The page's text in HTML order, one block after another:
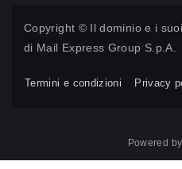
Copyright © Il dominio e i
di Mail Express Group S.p.A.
Termini e condizioni Privacy
Powered by